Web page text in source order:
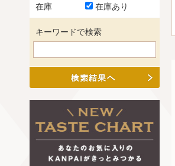
在庫 在庫あり
キーワードで検索